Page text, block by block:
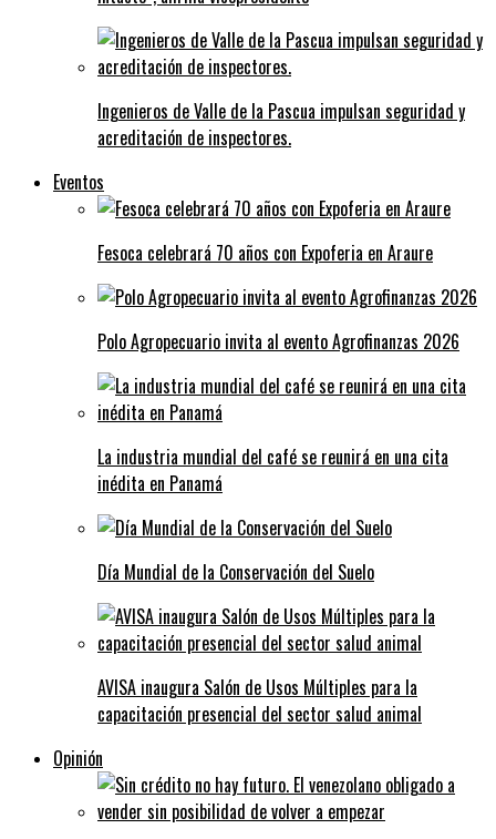
Ingenieros de Valle de la Pascua impulsan seguridad y
acreditación de inspectores.
Eventos
Fesoca celebrará 70 años con Expoferia en Araure
Polo Agropecuario invita al evento Agrofinanzas 2026
La industria mundial del café se reunirá en una cita
inédita en Panamá
Día Mundial de la Conservación del Suelo
AVISA inaugura Salón de Usos Múltiples para la
capacitación presencial del sector salud animal
Opinión